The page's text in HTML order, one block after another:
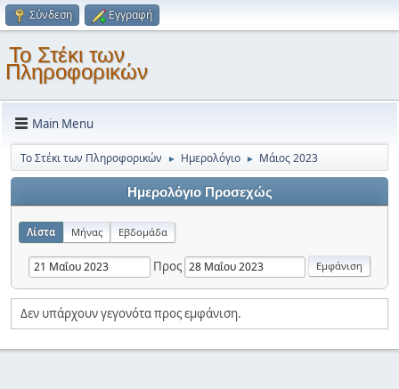
Σύνδεση Εγγραφή
Το Στέκι των
Πληροφορικών
Main Menu
Το Στέκι των Πληροφορικών ► Ημερολόγιο ► Μάιος 2023
Ημερολόγιο Προσεχώς
Λίστα Μήνας Εβδομάδα
Προς
Δεν υπάρχουν γεγονότα προς εμφάνιση.